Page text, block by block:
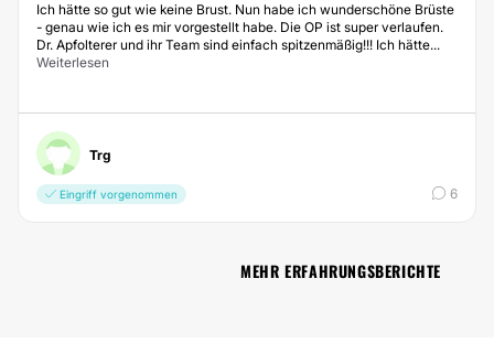
Ich hätte so gut wie keine Brust. Nun habe ich wunderschöne Brüste
- genau wie ich es mir vorgestellt habe. Die OP ist super verlaufen.
Dr. Apfolterer und ihr Team sind einfach spitzenmäßig!!! Ich hätte...
Weiterlesen
Trg
6
Eingriff vorgenommen
MEHR ERFAHRUNGSBERICHTE